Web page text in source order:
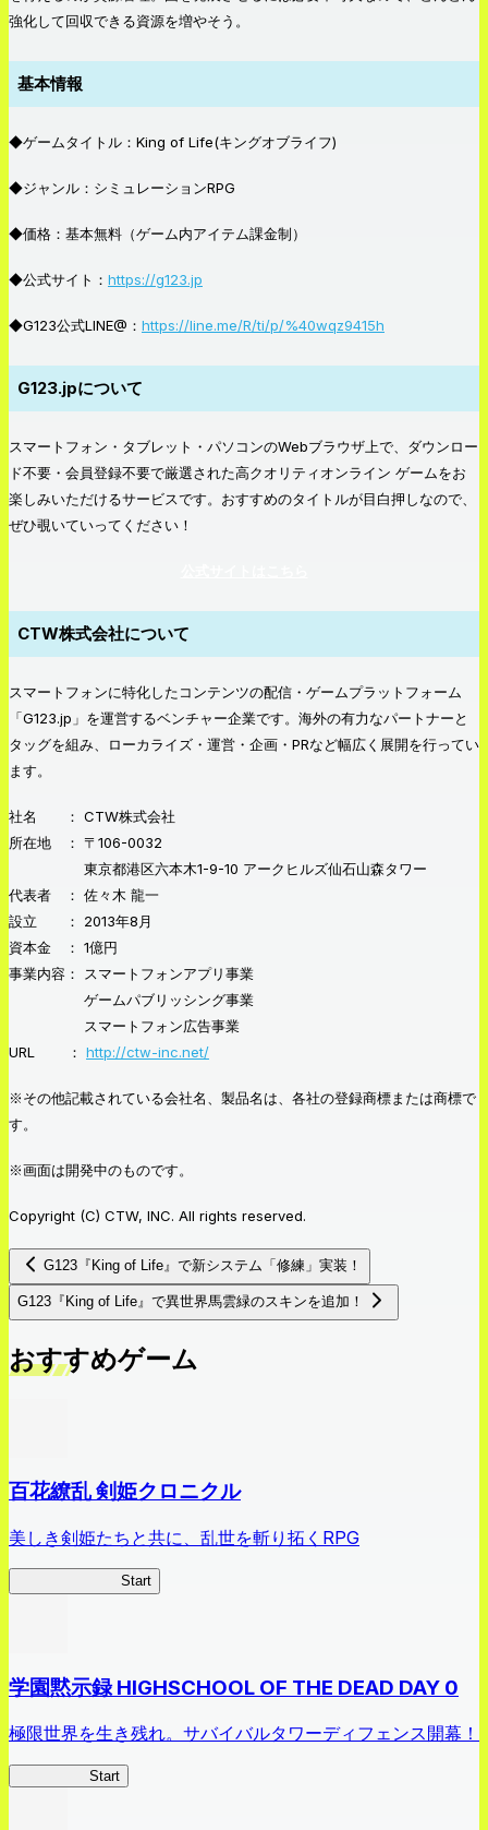
強化して回収できる資源を増やそう。
基本情報
◆ゲームタイトル：King of Life(キングオブライフ)
◆ジャンル：シミュレーションRPG
◆価格：基本無料（ゲーム内アイテム課金制）
◆公式サイト： https://g123.jp
◆G123公式LINE@： https://line.me/R/ti/p/%40wqz9415h
G123.jpについて
スマートフォン・タブレット・パソコンのWebブラウザ上で、ダウンロー
ド不要・会員登録不要で厳選された高クオリティオンライン ゲームをお
楽しみいただけるサービスです。おすすめのタイトルが目白押しなので、
ぜひ覗いていってください！
CTW株式会社について
スマートフォンに特化したコンテンツの配信・ゲームプラットフォーム
「G123.jp」を運営するベンチャー企業です。海外の有力なパートナーと
タッグを組み、ローカライズ・運営・企画・PRなど幅広く展開を行ってい
ます。
社名 ： CTW株式会社
所在地 ： 〒106-0032
東京都港区六本木1-9-10 アークヒルズ仙石山森タワー
代表者 ： 佐々木 龍一
設立 ： 2013年8月
資本金 ： 1億円
事業内容： スマートフォンアプリ事業
ゲームパブリッシング事業
スマートフォン広告事業
URL ： http://ctw-inc.net/
※その他記載されている会社名、製品名は、各社の登録商標または商標で
す。
※画面は開発中のものです。
Copyright (C) CTW, INC. All rights reserved.
G123『King of Life』で新システム「修練」実装！
G123『King of Life』で異世界馬雲緑のスキンを追加！
おすすめゲーム
百花繚乱 剣姫クロニクル
美しき剣姫たちと共に、乱世を斬り拓くRPG
Start
学園黙示録 HIGHSCHOOL OF THE DEAD DAY 0
極限世界を生き残れ。サバイバルタワーディフェンス開幕！
Start